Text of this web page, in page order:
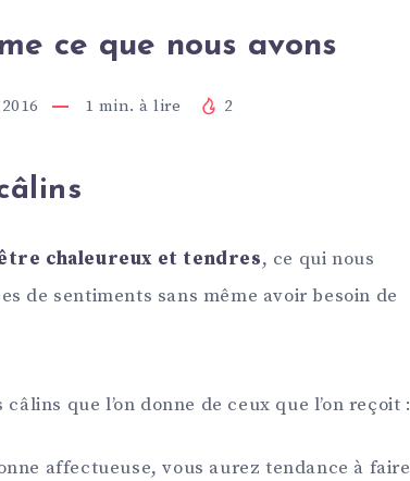
ce que nous avons
1 min. à lire 2
chaleureux et tendres, ce qui nous
de sentiments sans même avoir besoin de
que l’on donne de ceux que l’on reçoit :
affectueuse, vous aurez tendance à faire